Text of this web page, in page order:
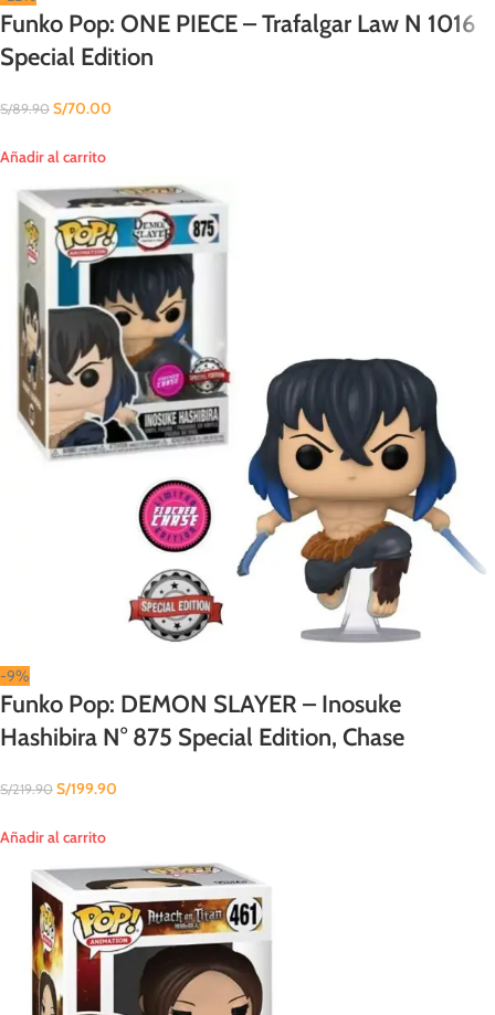
Funko Pop: ONE PIECE – Trafalgar Law N 1016
Special Edition
S/89.90 S/70.00
Añadir al carrito
-9%
Funko Pop: DEMON SLAYER – Inosuke
Hashibira N° 875 Special Edition, Chase
S/219.90 S/199.90
Añadir al carrito